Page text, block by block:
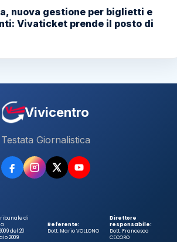
nuova gestione per biglietti e
Vivaticket prende il posto di
Vivicentro
Testata Giornalistica
di
del 20
2009
Referente:
Dott. Mario VOLLONO
Direttore
responsabile:
Dott. Francesco
CECORO